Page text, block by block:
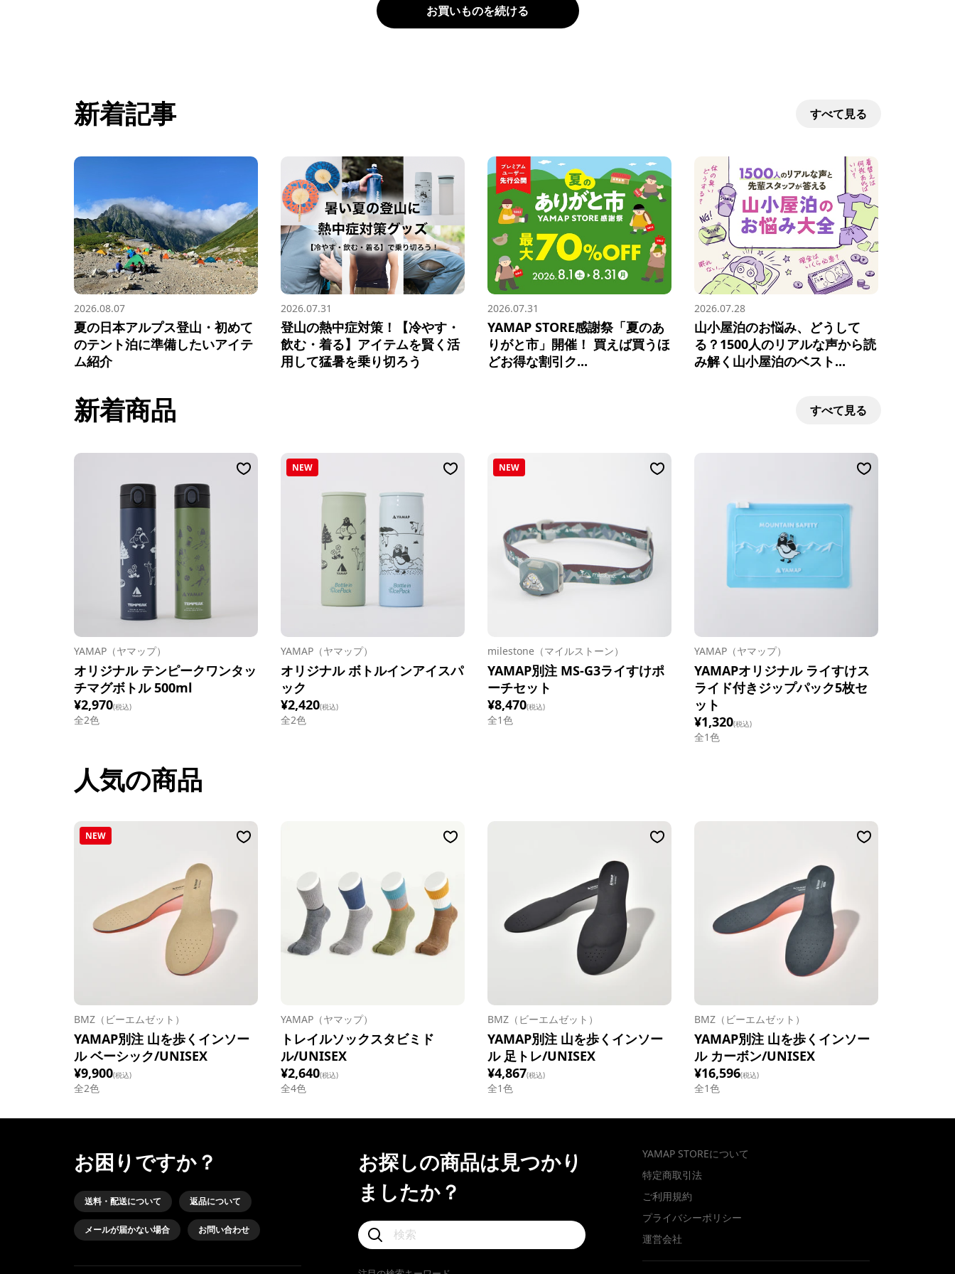
お買いものを続ける
新着記事 すべて見る
2026.08.07
夏の日本アルプス登山・初めて
のテント泊に準備したいアイテ
ム紹介
2026.07.31
登山の熱中症対策！【冷やす・
飲む・着る】アイテムを賢く活
用して猛暑を乗り切ろう
2026.07.31
YAMAP STORE感謝祭「夏のあ
りがと市」開催！ 買えば買うほ
どお得な割引ク...
2026.07.28
山小屋泊のお悩み、どうして
る？1500人のリアルな声から読
み解く山小屋泊のベスト...
新着商品 すべて見る
YAMAP（ヤマップ）
オリジナル テンピークワンタッ
チマグボトル 500ml
¥2,970(税込)
全2色
NEW
YAMAP（ヤマップ）
オリジナル ボトルインアイスパ
ック
¥2,420(税込)
全2色
NEW
milestone（マイルストーン）
YAMAP別注 MS-G3ライすけポ
ーチセット
¥8,470(税込)
全1色
YAMAP（ヤマップ）
YAMAPオリジナル ライすけス
ライド付きジップパック5枚セ
ット
¥1,320(税込)
全1色
人気の商品
NEW
BMZ（ビーエムゼット）
YAMAP別注 山を歩くインソー
ル ベーシック/UNISEX
¥9,900(税込)
全2色
YAMAP（ヤマップ）
トレイルソックスタビミド
ル/UNISEX
¥2,640(税込)
全4色
BMZ（ビーエムゼット）
YAMAP別注 山を歩くインソー
ル 足トレ/UNISEX
¥4,867(税込)
全1色
BMZ（ビーエムゼット）
YAMAP別注 山を歩くインソー
ル カーボン/UNISEX
¥16,596(税込)
全1色
お困りですか？
送料・配送について 返品について
メールが届かない場合 お問い合わせ
お探しの商品は見つかり
ましたか？
YAMAP STOREについて
特定商取引法
ご利用規約
プライバシーポリシー
運営会社